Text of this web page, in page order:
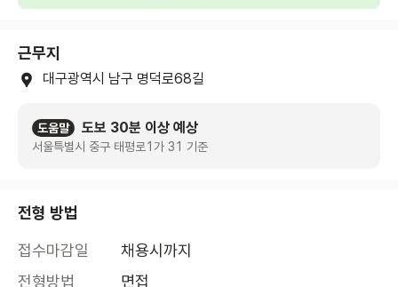
근무지
대구광역시 남구 명덕로68길
도움말 도보 30분 이상 예상
서울특별시 중구 태평로1가 31 기준
전형 방법
접수마감일
채용시까지
전형방법
면접